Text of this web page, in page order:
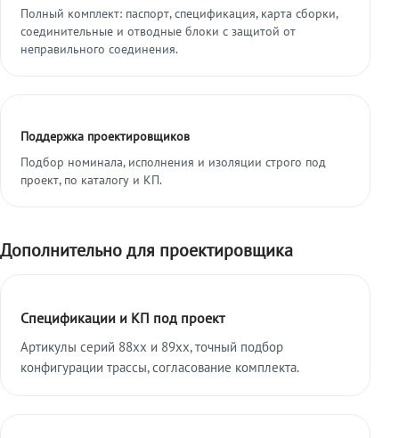
Полный комплект: паспорт, спецификация, карта сборки,
соединительные и отводные блоки с защитой от
неправильного соединения.
Поддержка проектировщиков
Подбор номинала, исполнения и изоляции строго под
проект, по каталогу и КП.
Дополнительно для проектировщика
Спецификации и КП под проект
Артикулы серий 88xx и 89xx, точный подбор
конфигурации трассы, согласование комплекта.